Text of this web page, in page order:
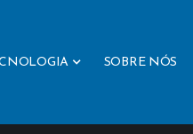
SOBRE NÓS